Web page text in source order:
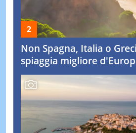
Non Spagna, Italia o
spiaggia migliore